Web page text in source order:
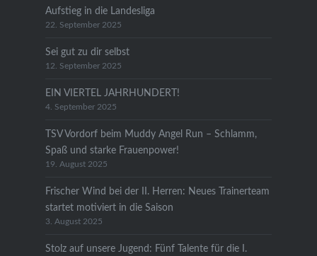
Aufstieg in die Landesliga
22. September 2025
Sei gut zu dir selbst
12. September 2025
EIN VIERTEL JAHRHUNDERT!
4. September 2025
TSV Vordorf beim Muddy Angel Run – Schlamm,
Spaß und starke Frauenpower!
19. August 2025
Frischer Wind bei der II. Herren: Neues Trainerteam
startet motiviert in die Saison
3. August 2025
Stolz auf unsere Jugend: Fünf Talente für die I.